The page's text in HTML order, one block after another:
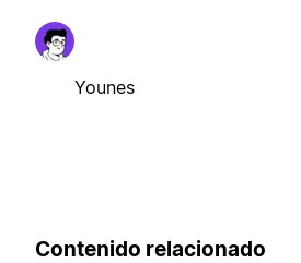
Younes
Contenido relacionado